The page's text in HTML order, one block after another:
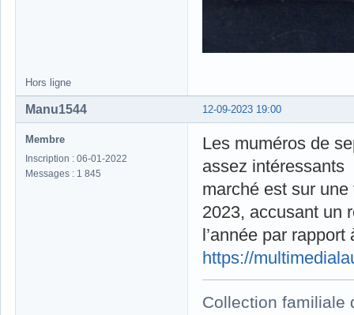
Hors ligne
12-09-2023 19:00
Manu1544
Membre
Inscription : 06-01-2022
Messages : 1 845
Les muméros de
assez intéressants
marché est sur
2023, accusant un
l’année par
https://
Collection familiale